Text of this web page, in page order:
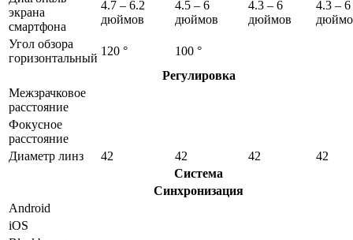
экрана
смартфона
4.7 – 6.2
дюймов
4.5 – 6
дюймов
4.3 – 6
дюймов
4.3 – 6
Угол обзора
горизонтальный
120 °
100 °
Регулировка
Межзрачковое
расстояние
Фокусное
расстояние
Диаметр линз
42 42 42
42
Система
Синхронизация
Android
iOS